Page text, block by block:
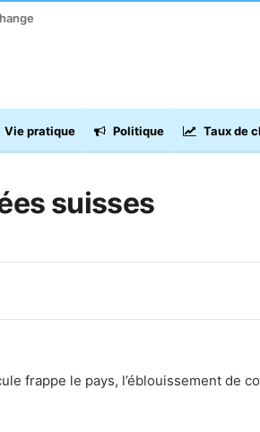
Vie pratique Politique Taux de
suisses
frappe le pays, l’éblouissement de